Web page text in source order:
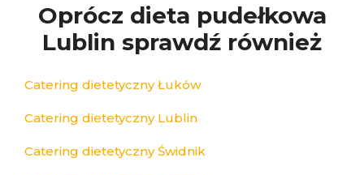
Oprócz dieta pudełkowa
Lublin sprawdź również
Catering dietetyczny Łuków
Catering dietetyczny Lublin
Catering dietetyczny Świdnik